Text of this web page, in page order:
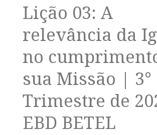
Lição 03: A
relevância da
no
sua Missão | 3°
Trimestre de
EBD BETEL